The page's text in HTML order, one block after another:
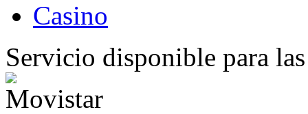
Casino
Servicio disponible para